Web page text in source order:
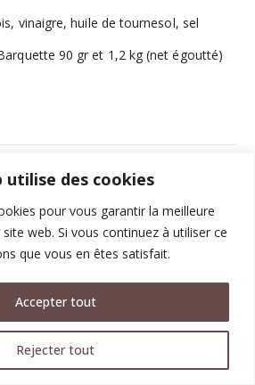
des cookies
pour vous garantir la meilleure
web. Si vous continuez à utiliser ce
que vous en êtes satisfait.
Rejecter tout
Accepter tout
vinaigre, huile de tournesol, sel
90 gr et 1,2 kg (net égoutté)
Tous les droits sont réservés. |
légales
Design by
Anektimito.gr